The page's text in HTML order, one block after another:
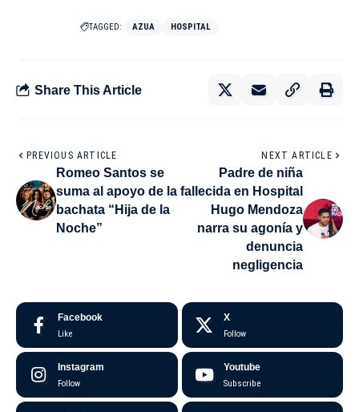
TAGGED: AZUA HOSPITAL
Share This Article
PREVIOUS ARTICLE
Romeo Santos se
suma al apoyo de la
bachata “Hija de la
Noche”
NEXT ARTICLE
Padre de niña
fallecida en Hospital
Hugo Mendoza
narra su agonía y
denuncia
negligencia
Facebook
Like
X
Follow
Instagram
Follow
Youtube
Subscribe